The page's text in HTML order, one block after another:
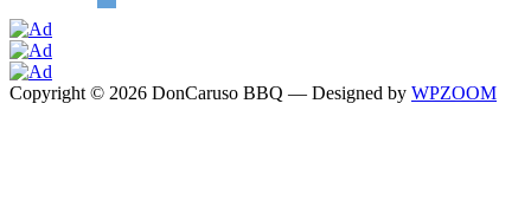
Copyright © 2026 DonCaruso BBQ — Designed by WPZOOM